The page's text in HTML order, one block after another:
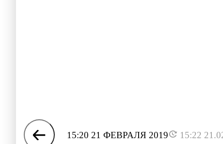
15:20 21 ФЕВРАЛЯ 2019 15:22